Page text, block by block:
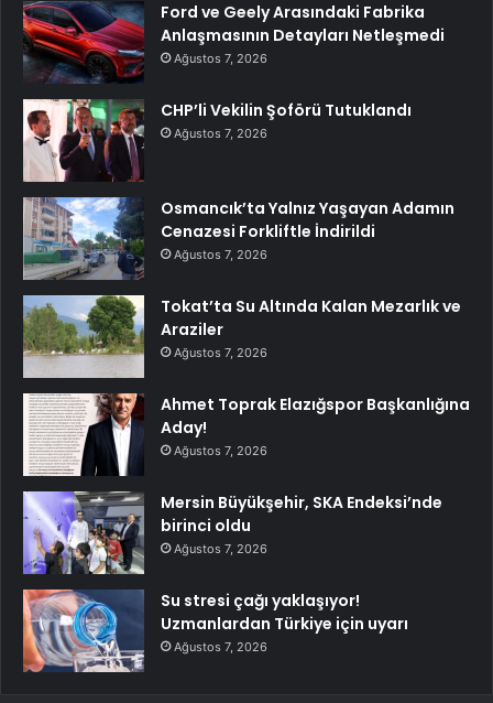
Ford ve Geely Arasındaki Fabrika
Anlaşmasının Detayları Netleşmedi
Ağustos 7, 2026
CHP’li Vekilin Şoförü Tutuklandı
Ağustos 7, 2026
Osmancık’ta Yalnız Yaşayan Adamın
Cenazesi Forkliftle İndirildi
Ağustos 7, 2026
Tokat’ta Su Altında Kalan Mezarlık ve
Araziler
Ağustos 7, 2026
Ahmet Toprak Elazığspor Başkanlığına
Aday!
Ağustos 7, 2026
Mersin Büyükşehir, SKA Endeksi’nde
birinci oldu
Ağustos 7, 2026
Su stresi çağı yaklaşıyor!
Uzmanlardan Türkiye için uyarı
Ağustos 7, 2026